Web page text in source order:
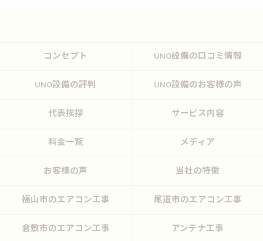
コンセプト UNO設備の口コミ情報
UNO設備の評判 UNO設備のお客様の声
代表挨拶 サービス内容
料金一覧 メディア
お客様の声 当社の特徴
福山市のエアコン工事 尾道市のエアコン工事
倉敷市のエアコン工事 アンテナ工事